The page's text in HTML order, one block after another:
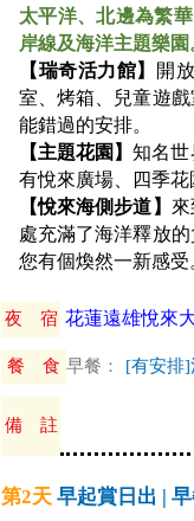
太平洋、北邊為繁
岸線及海洋主題樂園
【瑞奇活力館】
開
室、烤箱、兒童遊
能錯過的安排。
【主題花園】知名世
有悅來廣場、四季
【悅來海側步道】
處充滿了海洋釋放
您有個煥然一新感受
夜 宿 花蓮遠雄悅來
餐 食 早餐： [有安排
備 註
第2天 早起賞日出 |